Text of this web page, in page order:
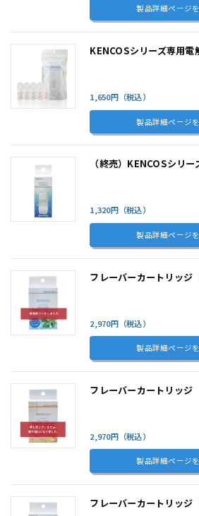
製品詳細ページ
KENCOSシリーズ専用電
1,650円（税込）
製品詳細ページ
（終売）KENCOSシリ
1,320円（税込）
製品詳細ページ
フレーバーカートリッ
2,970円（税込）
製品詳細ページ
フレーバーカートリッ
2,970円（税込）
製品詳細ページ
フレーバーカートリッ